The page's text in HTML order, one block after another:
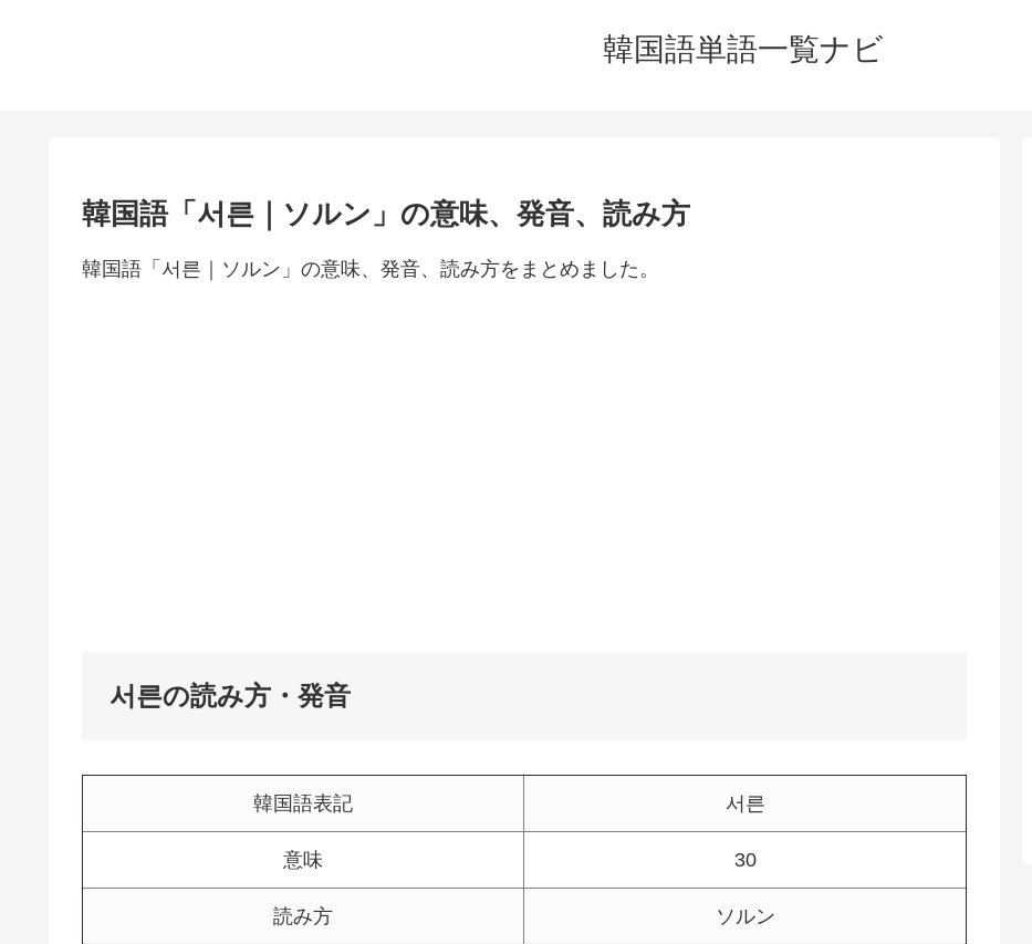
韓国語単語一覧ナビ
韓国語「서른｜ソルン」の意味、発音、読み方
韓国語「서른｜ソルン」の意味、発音、読み方をまとめました。
서른の読み方・発音
韓国語表記 서른
意味 30
読み方 ソルン